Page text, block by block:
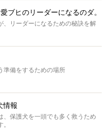
ブヒのリーダーになるのダ。
、リーダーになるための秘訣を解
準備をするための場所
情報
保護犬を一頭でも多く救うため